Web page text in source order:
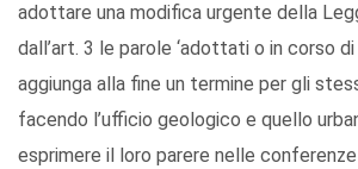
adottare una modifica urgente della
dall’art. 3 le parole ‘adottati o in corso di
aggiunga alla fine un termine per gli
facendo l’ufficio geologico e quello
esprimere il loro parere nelle